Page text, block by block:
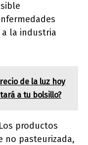
la industria
de la luz hoy
a tu bolsillo?
productos
no pasteurizada,